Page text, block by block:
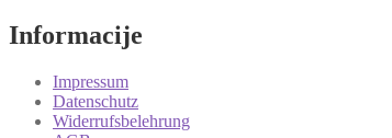
Informacije
Impressum
Datenschutz
Widerrufsbelehrung